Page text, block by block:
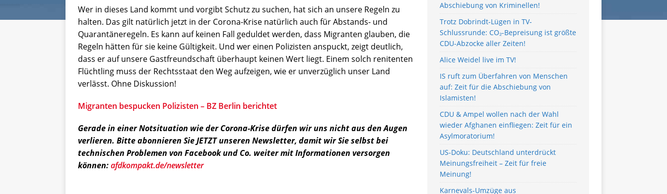
Wer in dieses Land kommt und vorgibt Schutz zu suchen, hat sich an unsere Regeln zu
halten. Das gilt natürlich jetzt in der Corona-Krise natürlich auch für Abstands- und
Quarantäneregeln. Es kann auf keinen Fall geduldet werden, dass Migranten glauben, die
Regeln hätten für sie keine Gültigkeit. Und wer einen Polizisten anspuckt, zeigt deutlich,
dass er auf unsere Gastfreundschaft überhaupt keinen Wert liegt. Einem solch renitenten
Flüchtling muss der Rechtsstaat den Weg aufzeigen, wie er unverzüglich unser Land
verlässt. Ohne Diskussion!
Migranten bespucken Polizisten – BZ Berlin berichtet
Gerade in einer Notsituation wie der Corona-Krise dürfen wir uns nicht aus den Augen
verlieren. Bitte abonnieren Sie JETZT unseren Newsletter, damit wir Sie selbst bei
technischen Problemen von Facebook und Co. weiter mit Informationen versorgen
können:afdkompakt.de/newsletter
Abschiebung von Kriminellen!
Trotz Dobrindt-Lügen in TV-
Schlussrunde: CO₂-Bepreisung ist größte
CDU-Abzocke aller Zeiten!
Alice Weidel live im TV!
IS ruft zum Überfahren von Menschen
auf: Zeit für die Abschiebung von
Islamisten!
CDU & Ampel wollen nach der Wahl
wieder Afghanen einfliegen: Zeit für ein
Asylmoratorium!
US-Doku: Deutschland unterdrückt
Meinungsfreiheit – Zeit für freie
Meinung!
Karnevals-Umzüge aus